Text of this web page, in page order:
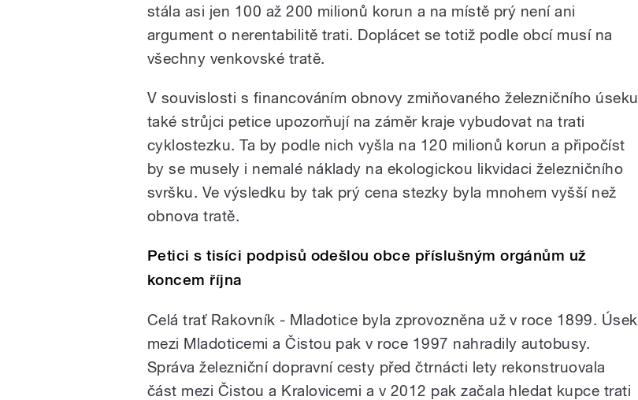
stála asi jen 100 až 200 milionů korun a na místě prý není ani
argument o nerentabilitě trati. Doplácet se totiž podle obcí musí na
všechny venkovské tratě.
V souvislosti s financováním obnovy zmiňovaného železničního úseku
také strůjci petice upozorňují na záměr kraje vybudovat na trati
cyklostezku. Ta by podle nich vyšla na 120 milionů korun a připočíst
by se musely i nemalé náklady na ekologickou likvidaci železničního
svršku. Ve výsledku by tak prý cena stezky byla mnohem vyšší než
obnova tratě.
Petici s tisíci podpisů odešlou obce příslušným orgánům už
koncem října
Celá trať Rakovník - Mladotice byla zprovozněna už v roce 1899. Úsek
mezi Mladoticemi a Čistou pak v roce 1997 nahradily autobusy.
Správa železniční dopravní cesty před čtrnácti lety rekonstruovala
část mezi Čistou a Kralovicemi a v 2012 pak začala hledat kupce trati